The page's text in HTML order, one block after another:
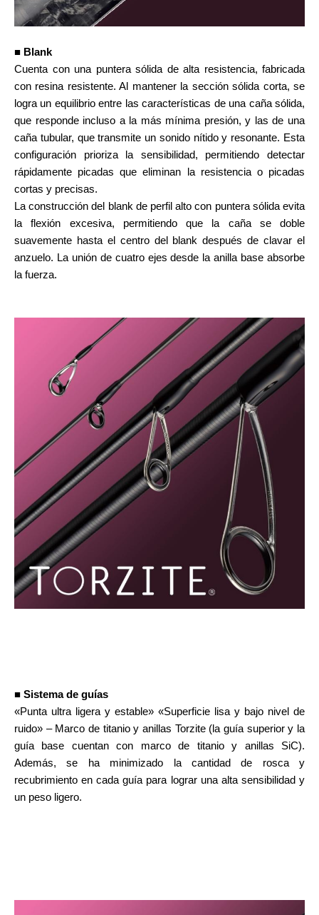
■ Blank
Cuenta con una puntera sólida de alta resistencia, fabricada
con resina resistente. Al mantener la sección sólida corta, se
logra un equilibrio entre las características de una caña sólida,
que responde incluso a la más mínima presión, y las de una
caña tubular, que transmite un sonido nítido y resonante. Esta
configuración prioriza la sensibilidad, permitiendo detectar
rápidamente picadas que eliminan la resistencia o picadas
cortas y precisas.
La construcción del blank de perfil alto con puntera sólida evita
la flexión excesiva, permitiendo que la caña se doble
suavemente hasta el centro del blank después de clavar el
anzuelo. La unión de cuatro ejes desde la anilla base absorbe
la fuerza.
■ Sistema de guías
«Punta ultra ligera y estable» «Superficie lisa y bajo nivel de
ruido» – Marco de titanio y anillas Torzite (la guía superior y la
guía base cuentan con marco de titanio y anillas SiC).
Además, se ha minimizado la cantidad de rosca y
recubrimiento en cada guía para lograr una alta sensibilidad y
un peso ligero.